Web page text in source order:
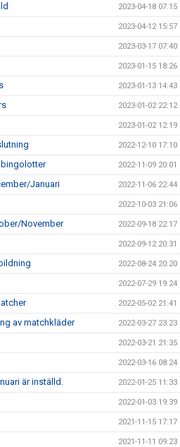
2023-04-18 07:15
2023-04-12 15:57
2023-03-17 07:40
2023-01-15 18:26
2023-01-13 14:43
2023-01-02 22:12
2023-01-02 12:19
2022-12-10 17:10
bingolotter 2022-11-09 20:01
Januari 2022-11-06 22:44
2022-10-03 21:06
November 2022-09-18 22:17
2022-09-12 20:31
2022-08-24 20:20
2022-07-29 19:24
2022-05-02 21:41
av matchkläder 2022-03-27 23:23
2022-03-21 21:35
2022-03-16 08:24
är inställd. 2022-01-25 11:33
2022-01-03 19:39
2021-11-15 17:17
2021-11-11 09:23